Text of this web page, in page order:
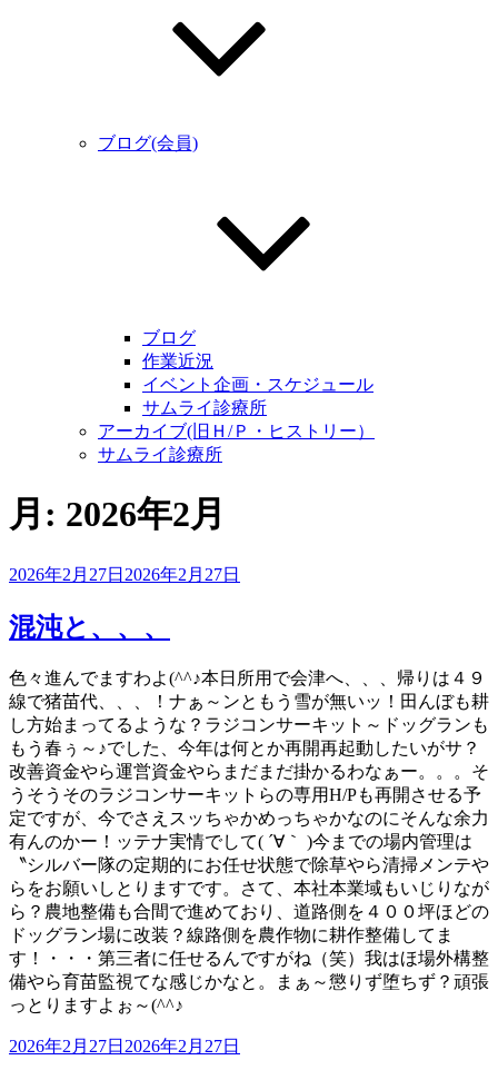
ブログ(会員)
ブログ
作業近況
イベント企画・スケジュール
サムライ診療所
アーカイブ(旧Ｈ/Ｐ・ヒストリー）
サムライ診療所
月: 2026年2月
投
日:
2026年2月27日 2026年2月27日
混沌と、、、
色々進んでますわよ(^^♪本日所用で会津へ、、、帰りは４９
線で猪苗代、、、！ナぁ～ンともう雪が無いッ！田んぼも耕
し方始まってるような？ラジコンサーキット～ドッグランも
もう春ぅ～♪でした、今年は何とか再開再起動したいがサ？
改善資金やら運営資金やらまだまだ掛かるわなぁー。。。そ
うそうそのラジコンサーキットらの専用H/Pも再開させる予
定ですが、今でさえスッちゃかめっちゃかなのにそんな余力
有んのかー！ッテナ実情でして( ´∀｀ )今までの場内管理は
〝シルバー隊の定期的にお任せ状態で除草やら清掃メンテや
らをお願いしとりますです。さて、本社本業域もいじりなが
ら？農地整備も合間で進めており、道路側を４００坪ほどの
ドッグラン場に改装？線路側を農作物に耕作整備してま
す！・・・第三者に任せるんですがね（笑）我はほ場外構整
備やら育苗監視てな感じかなと。まぁ～懲りず堕ちず？頑張
っとりますよぉ～(^^♪
投
2026年2月27日 2026年2月27日